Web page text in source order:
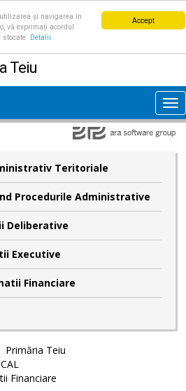
Accept
și navigarea în
vă exprimați acordul
Detalii
Teiu
Teritoriale
Procedurile Administrative
Deliberative
Executive
Financiare
Primăria Teiu
Financiare